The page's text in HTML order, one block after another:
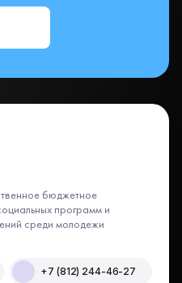
бюджетное
программ и
среди молодежи
+7 (812) 244-46-27